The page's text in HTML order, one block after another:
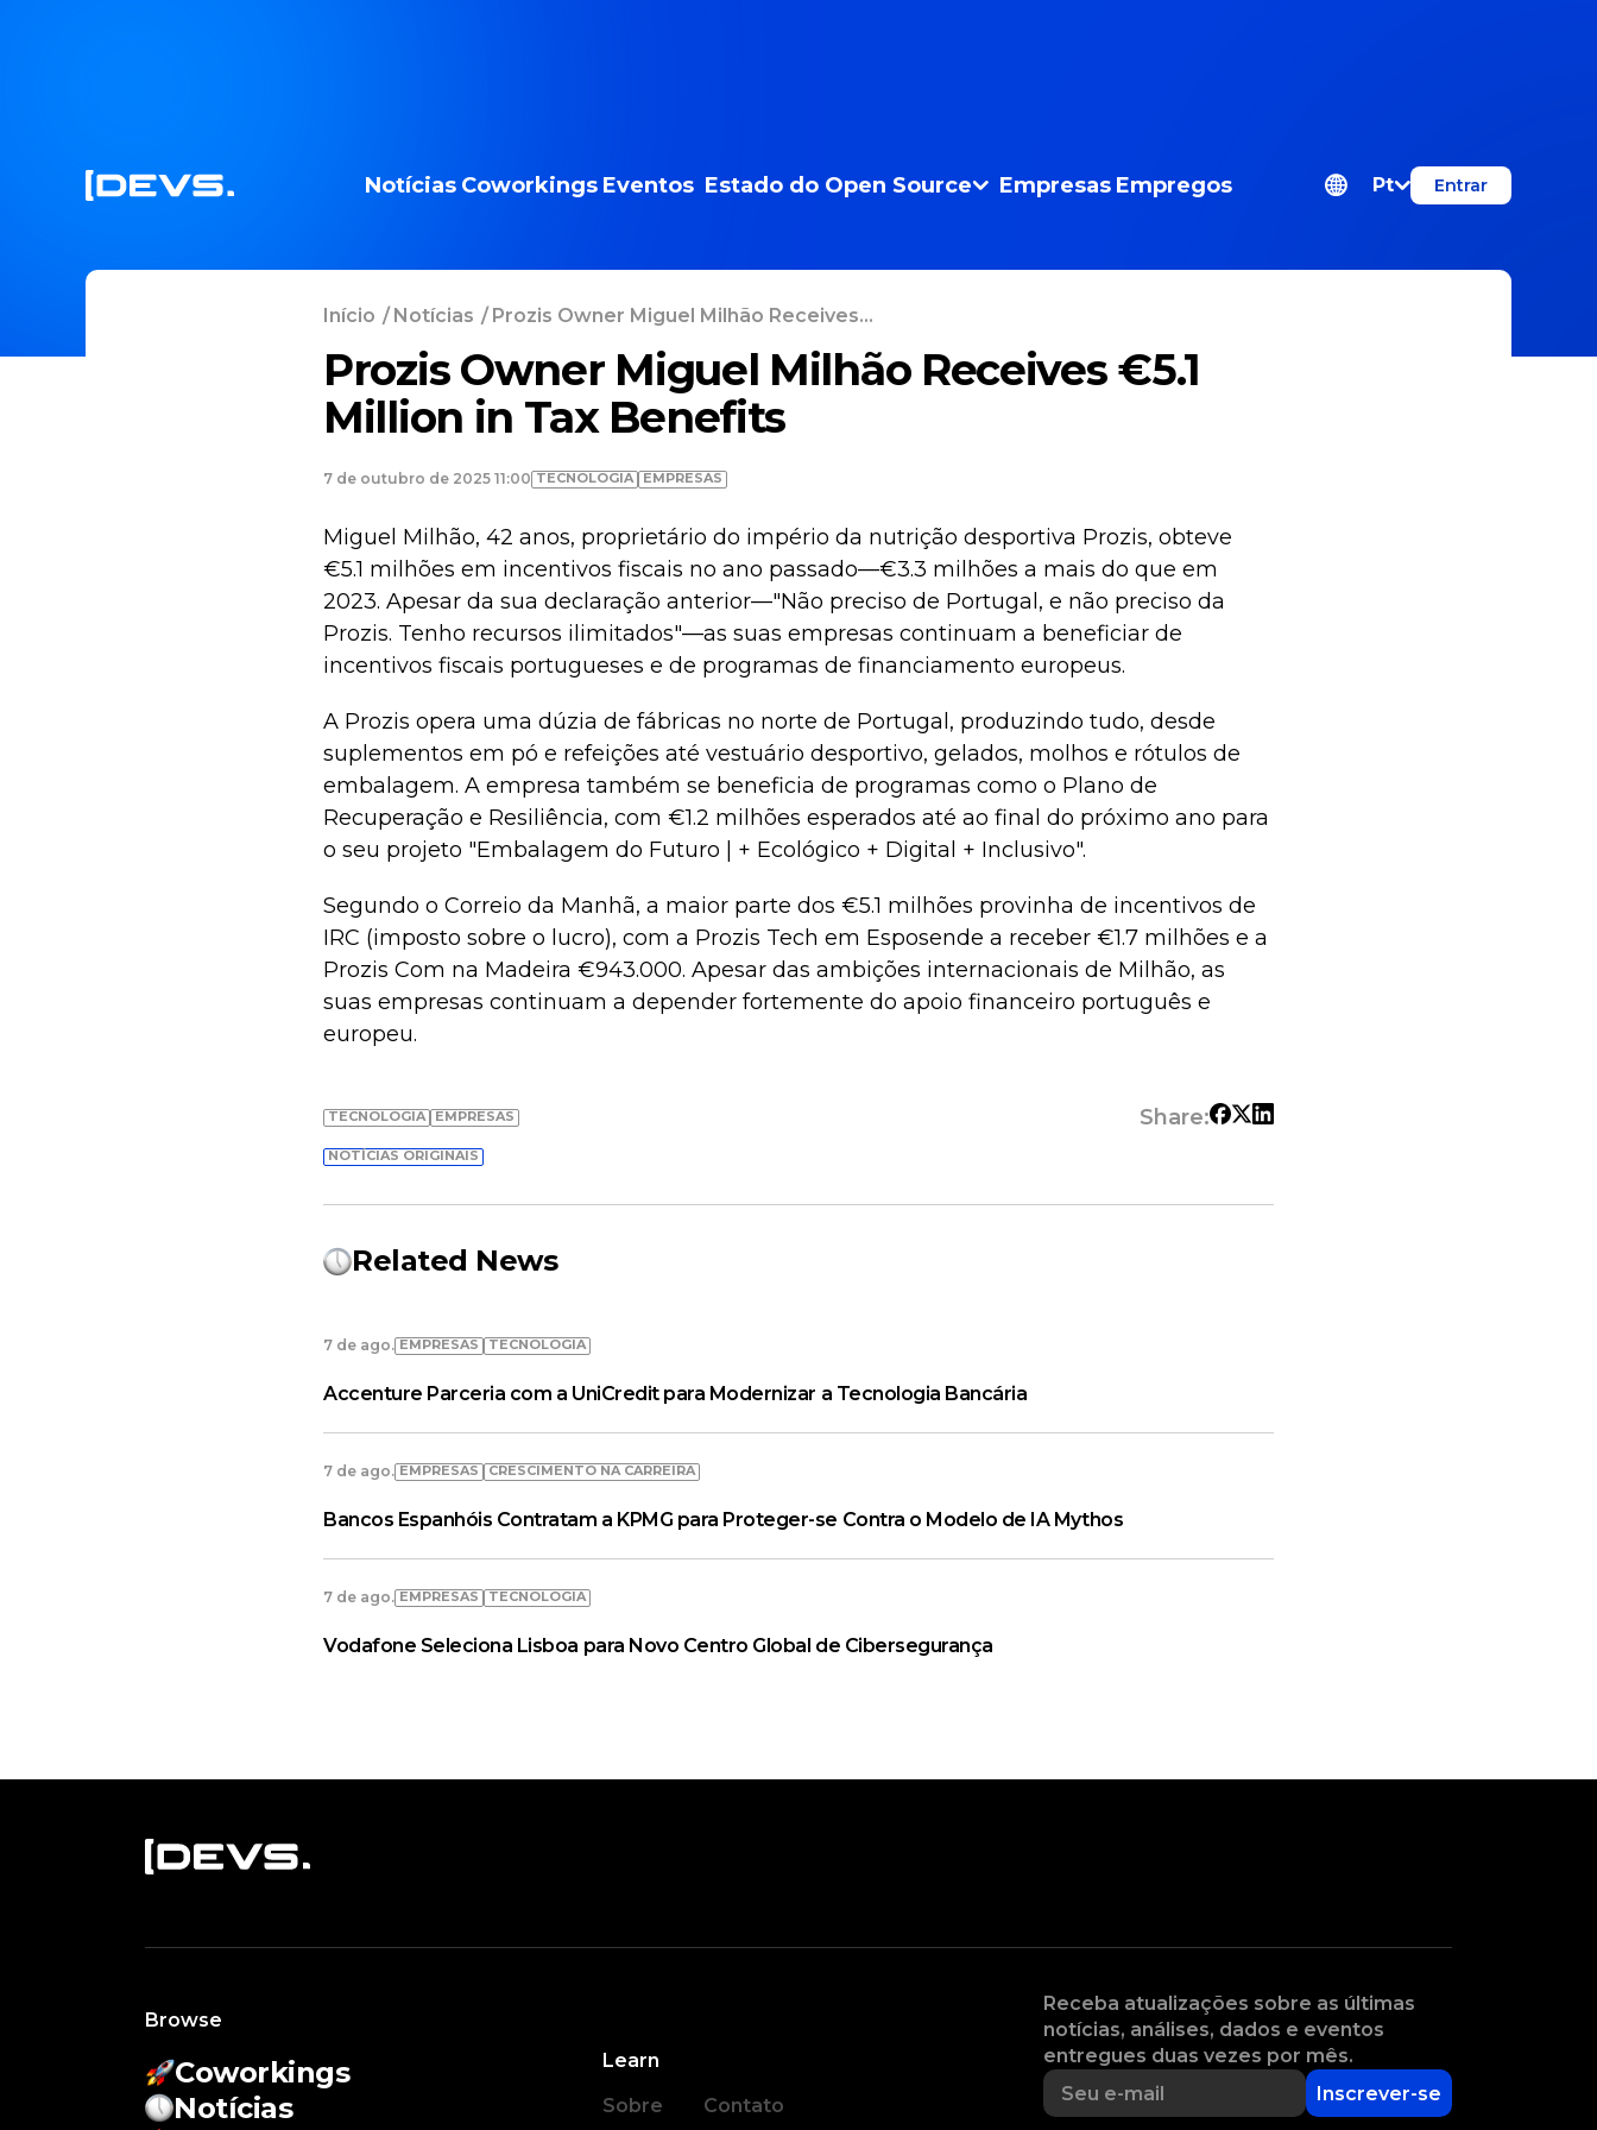
Notícias Coworkings Eventos Estado do Open Source Empresas Empregos Pt Entrar
Início /Notícias / Prozis Owner Miguel Milhão Receives...
Prozis Owner Miguel Milhão Receives €5.1
Million in Tax Benefits
7 de outubro de 2025 11:00 TECNOLOGIA EMPRESAS
Miguel Milhão, 42 anos, proprietário do império da nutrição desportiva Prozis, obteve
€5.1 milhões em incentivos fiscais no ano passado—€3.3 milhões a mais do que em
2023. Apesar da sua declaração anterior—"Não preciso de Portugal, e não preciso da
Prozis. Tenho recursos ilimitados"—as suas empresas continuam a beneficiar de
incentivos fiscais portugueses e de programas de financiamento europeus.
A Prozis opera uma dúzia de fábricas no norte de Portugal, produzindo tudo, desde
suplementos em pó e refeições até vestuário desportivo, gelados, molhos e rótulos de
embalagem. A empresa também se beneficia de programas como o Plano de
Recuperação e Resiliência, com €1.2 milhões esperados até ao final do próximo ano para
o seu projeto "Embalagem do Futuro | + Ecológico + Digital + Inclusivo".
Segundo o Correio da Manhã, a maior parte dos €5.1 milhões provinha de incentivos de
IRC (imposto sobre o lucro), com a Prozis Tech em Esposende a receber €1.7 milhões e a
Prozis Com na Madeira €943.000. Apesar das ambições internacionais de Milhão, as
suas empresas continuam a depender fortemente do apoio financeiro português e
europeu.
TECNOLOGIA EMPRESAS Share:
NOTÍCIAS ORIGINAIS
Related News
7 de ago. EMPRESAS TECNOLOGIA
Accenture Parceria com a UniCredit para Modernizar a Tecnologia Bancária
7 de ago. EMPRESAS CRESCIMENTO NA CARREIRA
Bancos Espanhóis Contratam a KPMG para Proteger-se Contra o Modelo de IA Mythos
7 de ago. EMPRESAS TECNOLOGIA
Vodafone Seleciona Lisboa para Novo Centro Global de Cibersegurança
Browse
Coworkings
Notícias
Learn
Sobre
Contato
Receba atualizações sobre as últimas
notícias, análises, dados e eventos
entregues duas vezes por mês.
Inscrever-se